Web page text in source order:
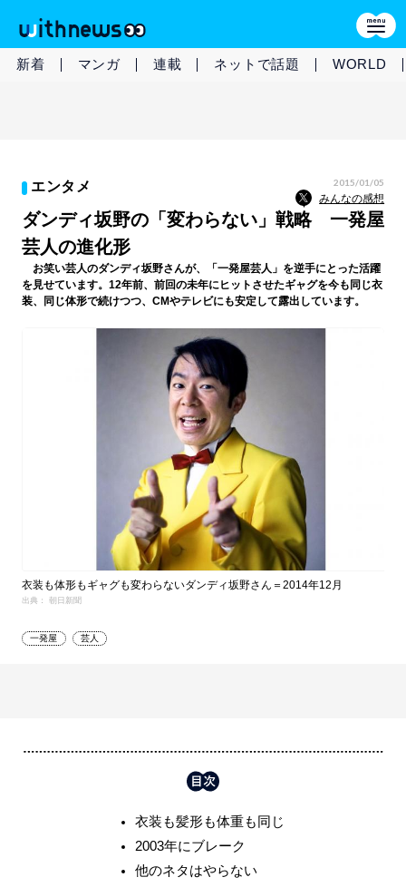
新着 マンガ 連載 ネットで話題 WORLD
エンタメ 2015/01/05
みんなの感想
ダンディ坂野の「変わらない」戦略 一発屋
芸人の進化形
お笑い芸人のダンディ坂野さんが、「一発屋芸人」を逆手にとった活躍
を見せています。12年前、前回の未年にヒットさせたギャグを今も同じ衣
装、同じ体形で続けつつ、CMやテレビにも安定して露出しています。
衣装も体形もギャグも変わらないダンディ坂野さん＝2014年12月
出典： 朝日新聞
一発屋 芸人
衣装も髪形も体重も同じ
2003年にブレーク
他のネタはやらない